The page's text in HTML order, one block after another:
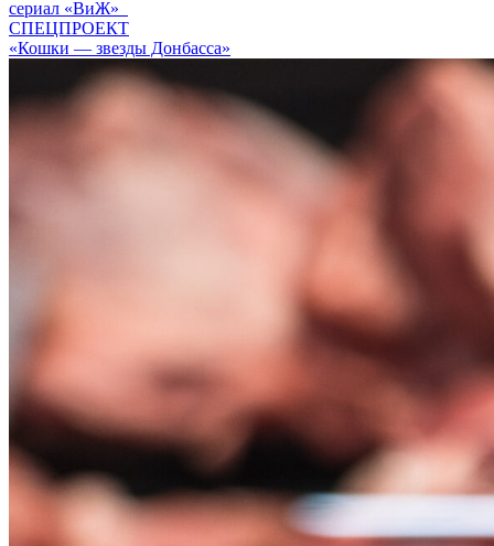
сериал «ВиЖ»
СПЕЦПРОЕКТ
«Кошки — звезды Донбасса»